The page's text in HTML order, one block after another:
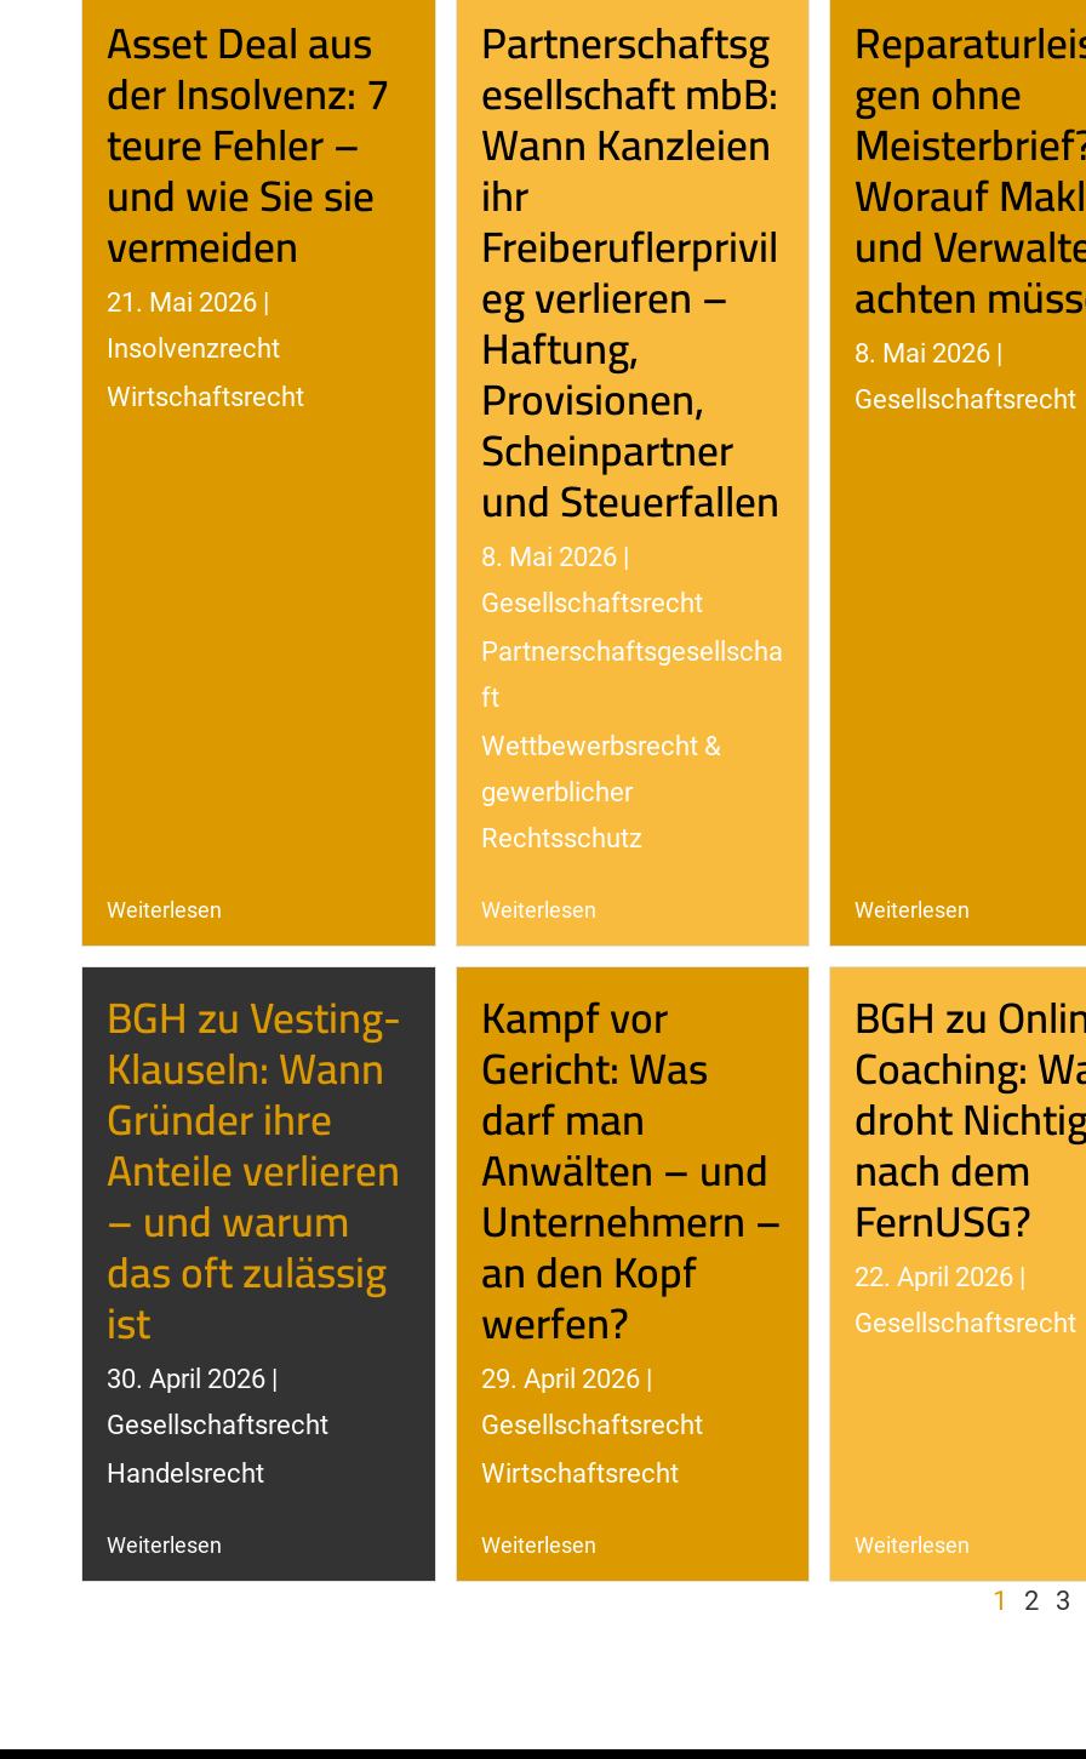
Asset Deal aus
der Insolvenz: 7
teure Fehler –
und wie Sie sie
vermeiden
21. Mai 2026 |
Insolvenzrecht
Wirtschaftsrecht
Weiterlesen
Partnerschaftsg
esellschaft mbB:
Wann Kanzleien
ihr
Freiberuflerprivil
eg verlieren –
Haftung,
Provisionen,
Scheinpartner
und Steuerfallen
8. Mai 2026 |
Gesellschaftsrecht
Partnerschaftsgesellscha
ft
Wettbewerbsrecht &
gewerblicher
Rechtsschutz
Weiterlesen
gen ohne
Worauf
und
achten
8. Mai 2026 |
Gesellschaftsrecht
Weiterlesen
BGH zu Vesting-
Klauseln: Wann
Gründer ihre
Anteile verlieren
– und warum
das oft zulässig
ist
30. April 2026 |
Gesellschaftsrecht
Handelsrecht
Weiterlesen
Kampf vor
Gericht: Was
darf man
Anwälten – und
Unternehmern –
an den Kopf
werfen?
29. April 2026 |
Gesellschaftsrecht
Wirtschaftsrecht
Weiterlesen
BGH zu
Coaching:
droht
nach dem
FernUSG?
22. April 2026 |
Gesellschaftsrecht
Weiterlesen
1 2 3